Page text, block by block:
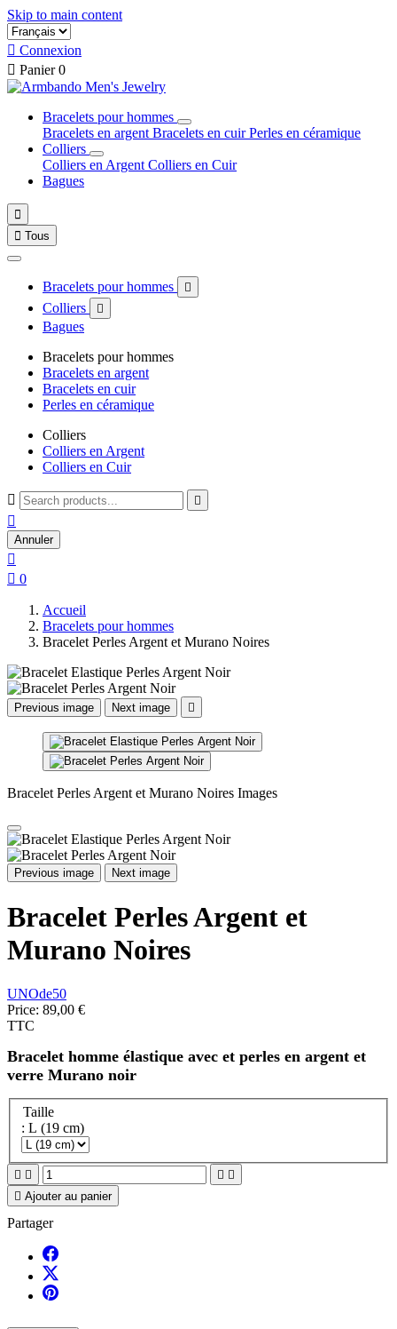
Skip to main content
 Connexion
 Panier 0
Bracelets pour hommes
Bracelets en argent Bracelets en cuirPerles en céramique
Colliers
Colliers en Argent Colliers en Cuir
Bagues

 Tous
Bracelets pour hommes 
Colliers 
Bagues
Bracelets pour hommes
Bracelets en argent
Bracelets en cuir
Perles en céramique
Colliers
Colliers en Argent
Colliers en Cuir
 

Annuler

 0
Accueil
Bracelets pour hommes
Bracelet Perles Argent et Murano Noires
Previous image Next image 
Bracelet Perles Argent et Murano Noires Images
Previous image Next image
Bracelet Perles Argent et
Murano Noires
UNOde50
Price: 89,00 €
TTC
Bracelet homme élastique avec et perles en argent et
verre Murano noir
Taille
: L (19 cm)
   
 Ajouter au panier
Partager